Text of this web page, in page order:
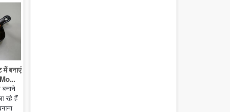
में बनाएं
बनाने
रहे हैं